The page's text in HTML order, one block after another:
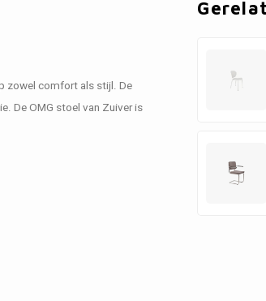
zowel comfort als stijl. De
De OMG stoel van Zuiver is